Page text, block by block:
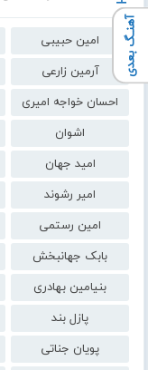
امین حبیبی
آرمین زارعی
احسان خواجه امیری
اشوان
امید جهان
امیر رشوند
امین رستمی
بابک جهانبخش
بنیامین بهادری
پازل بند
پویان جناتی
آهنـگ بعدی